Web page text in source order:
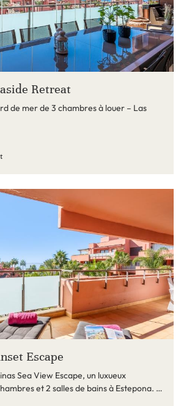
Retreat
de mer de 3 chambres à louer – Las
Escape
Sea View Escape, un luxueux
et 2 salles de bains à Estepona. À